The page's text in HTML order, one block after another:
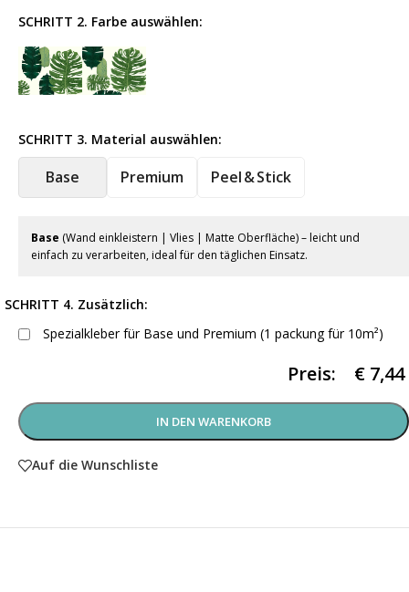
SCHRITT 2. Farbe auswählen:
SCHRITT 3. Material auswählen:
Base Premium Peel & Stick
Base (Wand einkleistern | Vlies | Matte Oberfläche) – leicht und
einfach zu verarbeiten, ideal für den täglichen Einsatz.
SCHRITT 4. Zusätzlich:
Spezialkleber für Base und Premium (1 packung für 10m²)
Preis: € 7,44
IN DEN WARENKORB
Auf die Wunschliste